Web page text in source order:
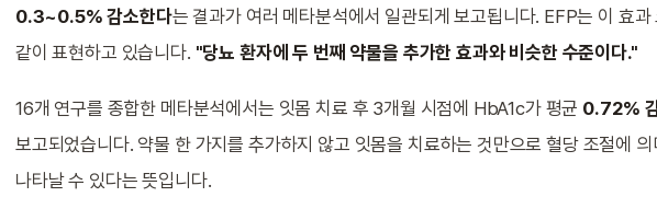
0.3~0.5% 감소한다는 결과가 여러 메타분석에서 일관되게 보고됩니다. EFP는 이 효
같이 표현하고 있습니다. "당뇨 환자에 두 번째 약물을 추가한 효과와 비슷한 수준이다."
16개 연구를 종합한 메타분석에서는 잇몸 치료 후 3개월 시점에 HbA1c가 평균 0.72%
보고되었습니다. 약물 한 가지를 추가하지 않고 잇몸을 치료하는 것만으로 혈당 조절에
나타날 수 있다는 뜻입니다.